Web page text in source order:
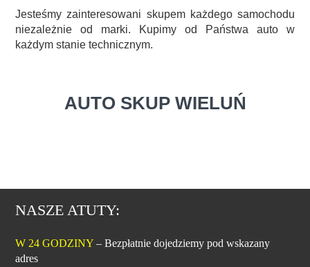
Jesteśmy zainteresowani skupem każdego samochodu
niezależnie od marki. Kupimy od Państwa auto w
każdym stanie technicznym.
AUTO SKUP WIELUŃ
NASZE ATUTY:
W 24 GODZINY – Bezpłatnie dojedziemy pod wskazany
adres